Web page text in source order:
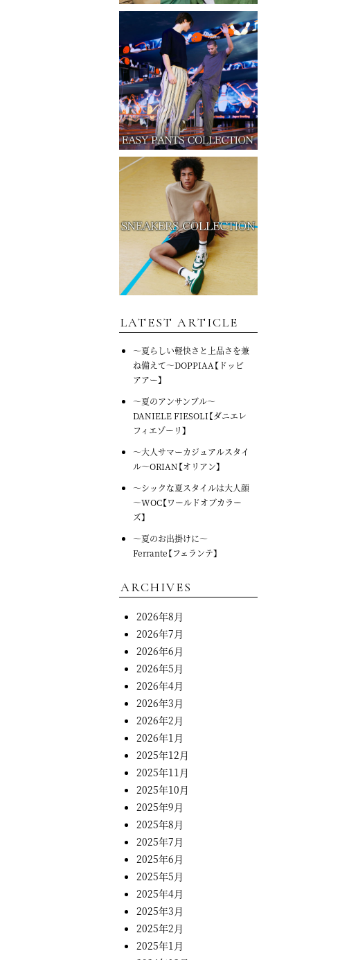
LATEST ARTICLE
～夏らしい軽快さと上品さを兼
ね備えて～DOPPIAA【ドッピ
アアー】
～夏のアンサンブル～
DANIELE FIESOLI【ダニエレ
フィエゾーリ】
～大人サマーカジュアルスタイ
ル～ORIAN【オリアン】
～シックな夏スタイルは大人顔
～WOC【ワールドオブカラー
ズ】
～夏のお出掛けに～
Ferrante【フェランテ】
ARCHIVES
2026年8月
2026年7月
2026年6月
2026年5月
2026年4月
2026年3月
2026年2月
2026年1月
2025年12月
2025年11月
2025年10月
2025年9月
2025年8月
2025年7月
2025年6月
2025年5月
2025年4月
2025年3月
2025年2月
2025年1月